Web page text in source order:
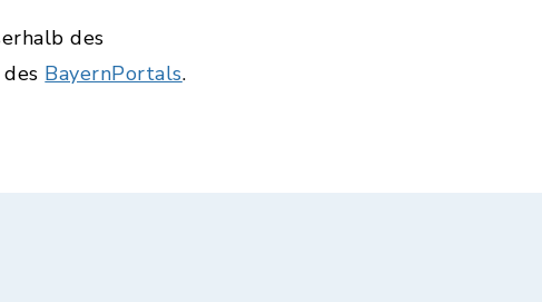
des
BayernPortals.